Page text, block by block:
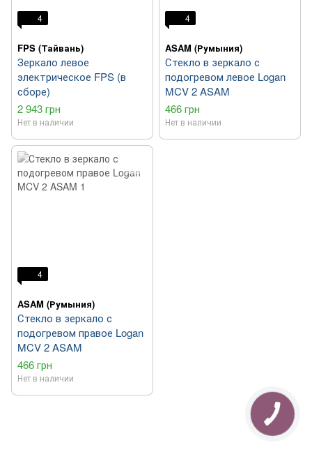
4
FPS (Тайвань)
Зеркало левое
электрическое FPS (в
сборе)
2 943 грн
Нет в наличии
4
ASAM (Румыния)
Стекло в зеркало с
подогревом левое Logan
MCV 2 ASAM
466 грн
Нет в наличии
4
ASAM (Румыния)
Стекло в зеркало с
подогревом правое Logan
MCV 2 ASAM
466 грн
Нет в наличии